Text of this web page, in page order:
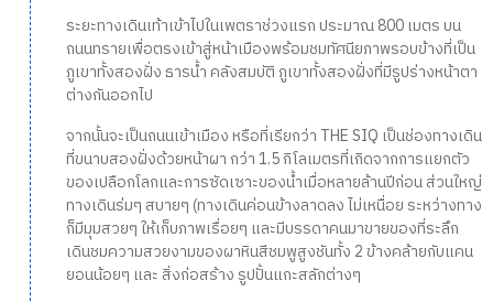
ระยะทางเดินเท้าเข้าไปในเพตราช่วงแรก ประมาณ 800 เมตร บน
ถนนทรายเพื่อตรงเข้าสู่หน้าเมืองพร้อมชมทัศนียภาพรอบข้างที่เป็น
ภูเขาทั้งสองฝั่ง ธารน้ำ คลังสมบัติ ภูเขาทั้งสองฝั่งที่มีรูปร่างหน้าตา
ต่างกันออกไป
จากนั้นจะเป็นถนนเข้าเมือง หรือที่เรียกว่า THE SIQ เป็นช่องทางเดิน
ที่ขนาบสองฝั่งด้วยหน้าผา กว่า 1.5 กิโลเมตรที่เกิดจากการแยกตัว
ของเปลือกโลกและการซัดเซาะของน้ำเมื่อหลายล้านปีก่อน ส่วนใหญ่
ทางเดินร่มๆ สบายๆ (ทางเดินค่อนข้างลาดลง ไม่เหนื่อย ระหว่างทาง
ก็มีมุมสวยๆ ให้เก็บภาพเรื่อยๆ และมีบรรดาคนมาขายของที่ระลึก
เดินชมความสวยงามของผาหินสีชมพูสูงชันทั้ง 2 ข้างคล้ายกับแคน
ยอนน้อยๆ และ สิ่งก่อสร้าง รูปปั้นแกะสลักต่างๆ